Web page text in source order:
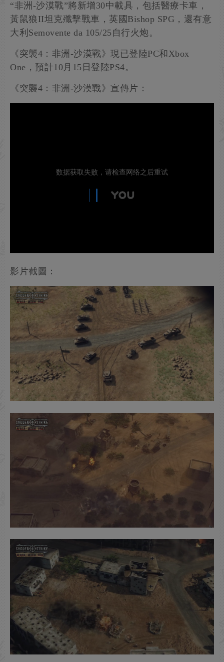
“非洲-沙漠戰”將新增30中載具，包括醫療卡車，
黃鼠狼II坦克殲擊戰車，英國Bishop SPG，還有意
大利Semovente da 105/25自行火炮。
《突襲4：非洲-沙漠戰》現已登陸PC和Xbox
One，預計10月15日登陸PS4。
《突襲4：非洲-沙漠戰》宣傳片：
影片截圖：